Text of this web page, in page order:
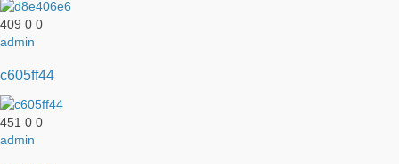
409 0 0
admin
c605ff44
451 0 0
admin